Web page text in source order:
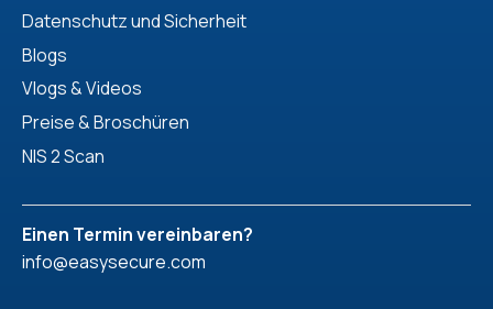
Datenschutz und Sicherheit
Blogs
Vlogs & Videos
Preise & Broschüren
NIS 2 Scan
Einen Termin vereinbaren?
info@easysecure.com